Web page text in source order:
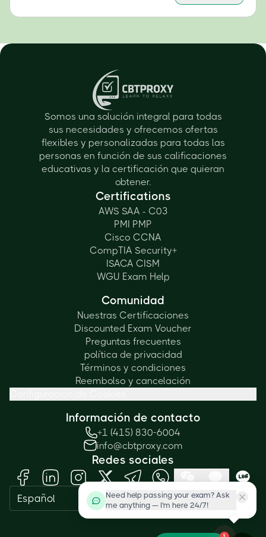
Somos una solución integral para todas
sus necesidades y ofrecemos ofertas
flexibles y personalizadas para todas las
personas en función de sus calificaciones
educativas y la certificación que quieran
obtener.
Certifications
AWS SAA - C03
PMI PMP
Cisco CCNA
CompTIA Security+
ISACA CISM
WGU Exam Help
Comunidad
Nuestras Certificaciones
Discounted Exam Voucher
Preguntas frecuentes
política de privacidad
Términos y condiciones
Reembolso y cancelación
Información de contacto
+1 (415) 830-6004
info@cbtproxy.com
Redes sociales
Español
Need help passing your exam? Ask
me anything — I'm here 24/7!